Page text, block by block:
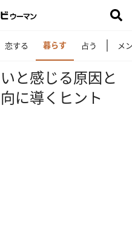
恋する 暮らす 占う メ
と感じる原因と
に導くヒント